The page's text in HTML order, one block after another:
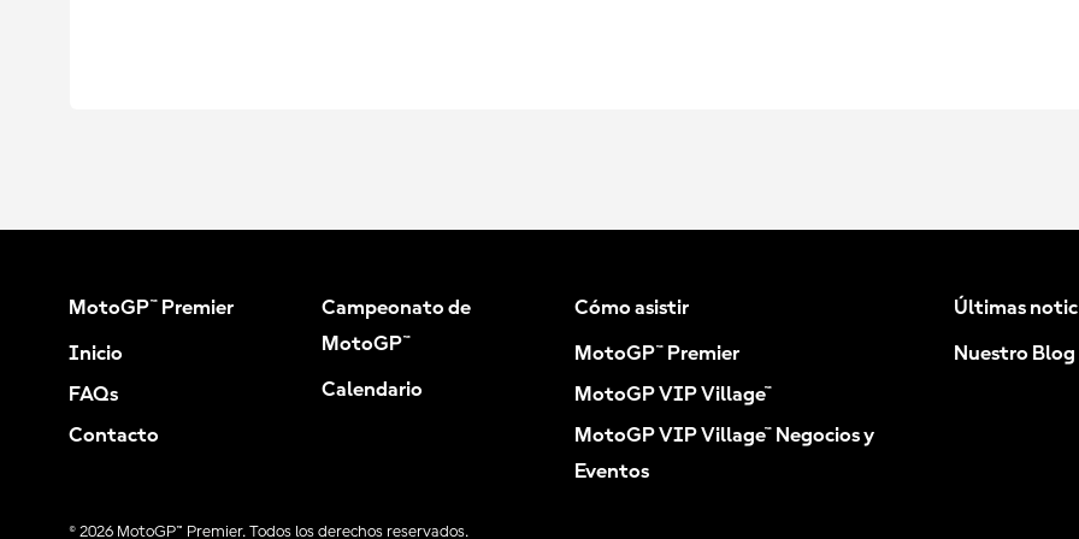
MotoGP™ Premier
Inicio
FAQs
Contacto
Campeonato de
MotoGP™
Calendario
Cómo asistir
MotoGP™ Premier
MotoGP VIP Village™
MotoGP VIP Village™ Negocios y
Eventos
Últimas
Nuestro Blog
© 2026 MotoGP™ Premier. Todos los derechos reservados.